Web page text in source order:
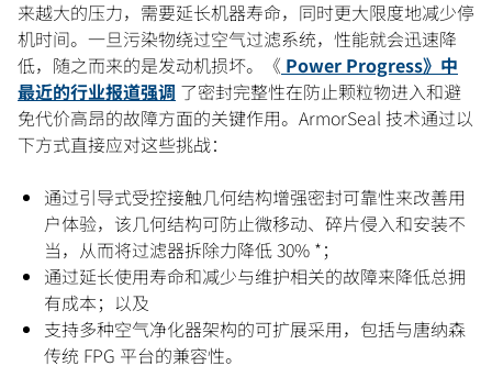
来越大的压力，需要延长机器寿命，同时更大限度地减少停
机时间。一旦污染物绕过空气过滤系统，性能就会迅速降
低，随之而来的是发动机损坏。《 Power Progress》中
最近的行业报道强调 了密封完整性在防止颗粒物进入和避
免代价高昂的故障方面的关键作用。ArmorSeal 技术通过以
下方式直接应对这些挑战：
通过引导式受控接触几何结构增强密封可靠性来改善用
户体验，该几何结构可防止微移动、碎片侵入和安装不
当，从而将过滤器拆除力降低 30% *；
通过延长使用寿命和减少与维护相关的故障来降低总拥
有成本；以及
支持多种空气净化器架构的可扩展采用，包括与唐纳森
传统 FPG 平台的兼容性。